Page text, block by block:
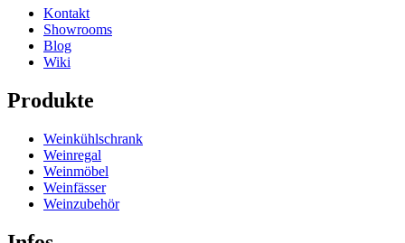
Kontakt
Showrooms
Blog
Wiki
Produkte
Weinkühlschrank
Weinregal
Weinmöbel
Weinfässer
Weinzubehör